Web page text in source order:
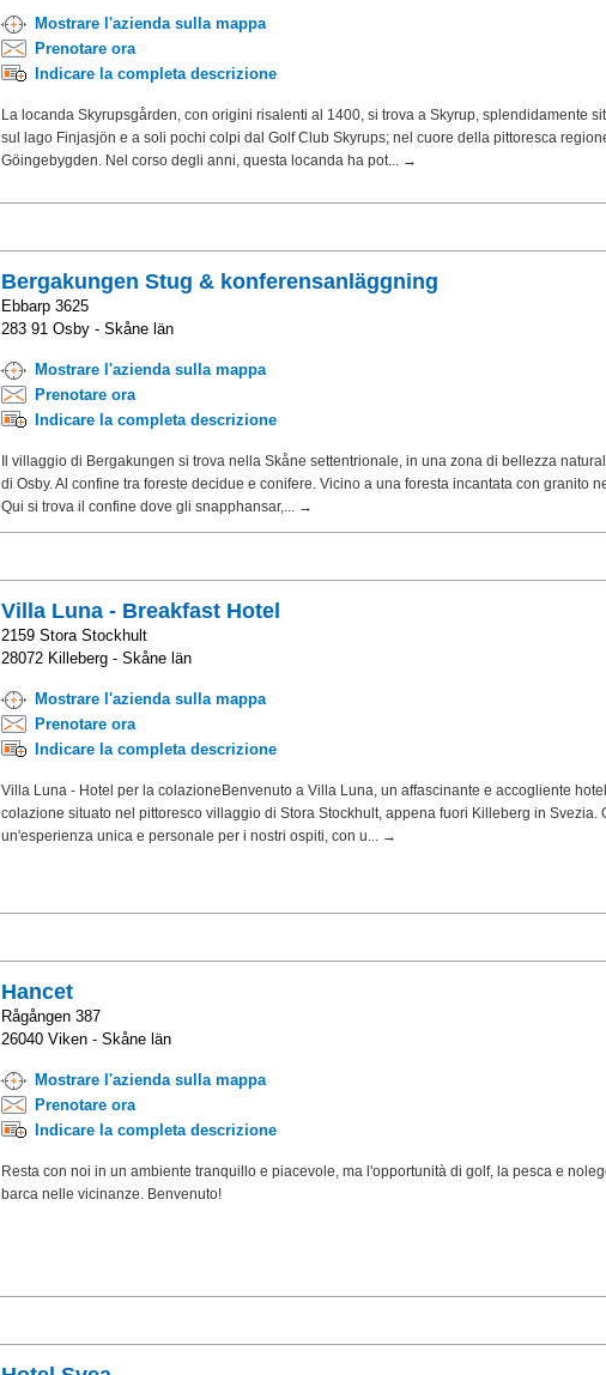
Mostrare l'azienda sulla mappa
Prenotare ora
Indicare la completa descrizione
La locanda Skyrupsgården, con origini risalenti al 1400, si trova a Skyrup, splendidamente
sul lago Finjasjön e a soli pochi colpi dal Golf Club Skyrups; nel cuore della pittoresca
Göingebygden. Nel corso degli anni, questa locanda ha pot... →
Bergakungen Stug & konferensanläggning
Ebbarp 3625
283 91 Osby - Skåne län
Mostrare l'azienda sulla mappa
Prenotare ora
Indicare la completa descrizione
Il villaggio di Bergakungen si trova nella Skåne settentrionale, in una zona di bellezza
di Osby. Al confine tra foreste decidue e conifere. Vicino a una foresta incantata con granito
Qui si trova il confine dove gli snapphansar,... →
Villa Luna - Breakfast Hotel
2159 Stora Stockhult
28072 Killeberg - Skåne län
Mostrare l'azienda sulla mappa
Prenotare ora
Indicare la completa descrizione
Villa Luna - Hotel per la colazioneBenvenuto a Villa Luna, un affascinante e accogliente
colazione situato nel pittoresco villaggio di Stora Stockhult, appena fuori Killeberg in Svezia.
un'esperienza unica e personale per i nostri ospiti, con u... →
Hancet
Rågången 387
26040 Viken - Skåne län
Mostrare l'azienda sulla mappa
Prenotare ora
Indicare la completa descrizione
Resta con noi in un ambiente tranquillo e piacevole, ma l'opportunità di golf, la pesca e
barca nelle vicinanze. Benvenuto!